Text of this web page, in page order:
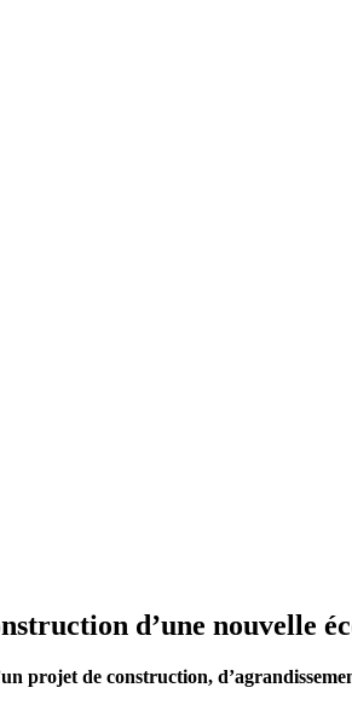
d’une nouvelle
projet de construction,